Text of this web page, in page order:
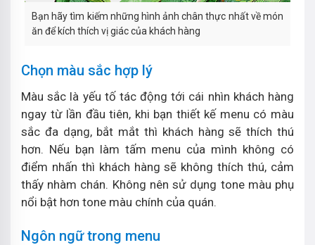
Bạn hãy tìm kiếm những hình ảnh chân thực nhất về món
ăn để kích thích vị giác của khách hàng
Chọn màu sắc hợp lý
Màu sắc là yếu tố tác động tới cái nhìn khách hàng
ngay từ lần đầu tiên, khi bạn thiết kế menu có màu
sắc đa dạng, bắt mắt thì khách hàng sẽ thích thú
hơn. Nếu bạn làm tấm menu của mình không có
điểm nhấn thì khách hàng sẽ không thích thú, cảm
thấy nhàm chán. Không nên sử dụng tone màu phụ
nổi bật hơn tone màu chính của quán.
Ngôn ngữ trong menu